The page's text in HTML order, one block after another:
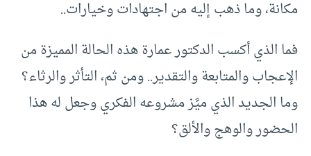
مكانة، وما ذهب إليه من اجتهادات وخيارات..
فما الذي أكسب الدكتور عمارة هذه الحالة المميزة من
الإعجاب والمتابعة والتقدير.. ومن ثم، التأثر والرثاء؟
وما الجديد الذي ميَّز مشروعه الفكري وجعل له هذا
الحضور والوهج والألق؟